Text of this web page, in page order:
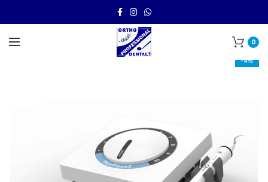
0
-4%